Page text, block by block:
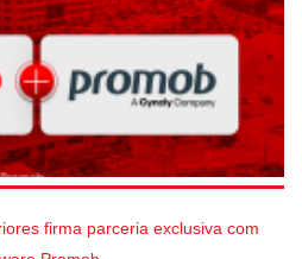
firma parceria exclusiva com